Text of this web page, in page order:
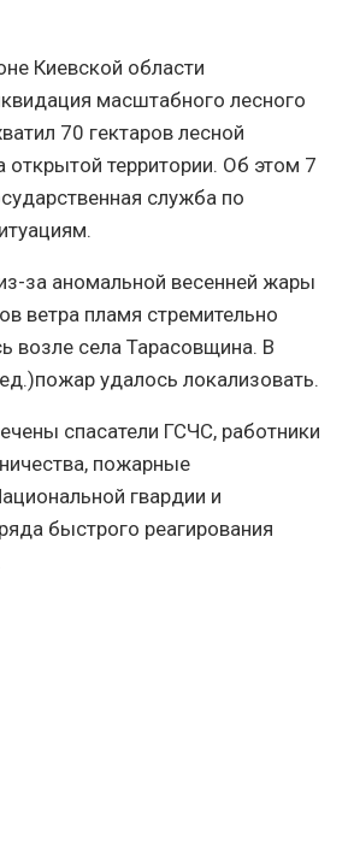
Киевской области
масштабного лесного
70 гектаров лесной
открытой территории. Об этом 7
служба по
за аномальной весенней жары
ветра пламя стремительно
возле села Тарасовщина. В
удалось локализовать.
спасатели ГСЧС, работники
пожарные
гвардии и
быстрого реагирования